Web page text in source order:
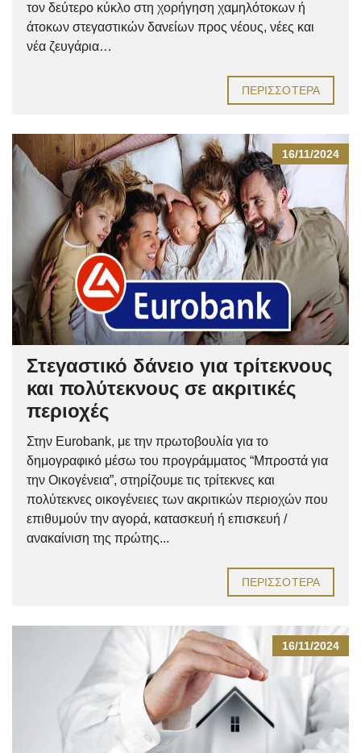
τον δεύτερο κύκλο στη χορήγηση χαμηλότοκων ή
άτοκων στεγαστικών δανείων προς νέους, νέες και
νέα ζευγάρια…
ΠΕΡΙΣΣΌΤΕΡΑ
16/11/2024
Στεγαστικό δάνειο για τρίτεκνους
και πολύτεκνους σε ακριτικές
περιοχές
Στην Eurobank, με την πρωτοβουλία για το
δημογραφικό μέσω του προγράμματος “Μπροστά για
την Οικογένεια”, στηρίζουμε τις τρίτεκνες και
πολύτεκνες οικογένειες των ακριτικών περιοχών που
επιθυμούν την αγορά, κατασκευή ή επισκευή /
ανακαίνιση της πρώτης...
ΠΕΡΙΣΣΌΤΕΡΑ
16/11/2024